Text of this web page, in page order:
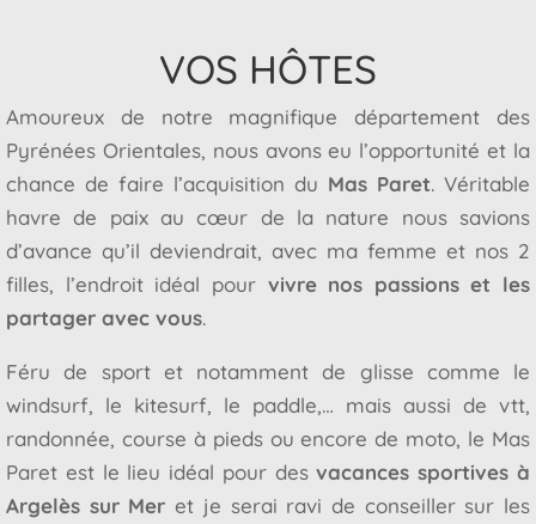
VOS HÔTES
Amoureux de notre magnifique département des
Pyrénées Orientales, nous avons eu l’opportunité et la
chance de faire l’acquisition du Mas Paret. Véritable
havre de paix au cœur de la nature nous savions
d’avance qu’il deviendrait, avec ma femme et nos 2
filles, l’endroit idéal pour vivre nos passions et les
partager avec vous.
Féru de sport et notamment de glisse comme le
windsurf, le kitesurf, le paddle,… mais aussi de vtt,
randonnée, course à pieds ou encore de moto, le Mas
Paret est le lieu idéal pour desvacances sportives à
Argelès sur Mer et je serai ravi de conseiller sur les